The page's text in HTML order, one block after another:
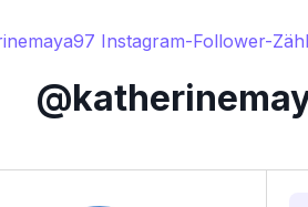
Instagram-Follower-